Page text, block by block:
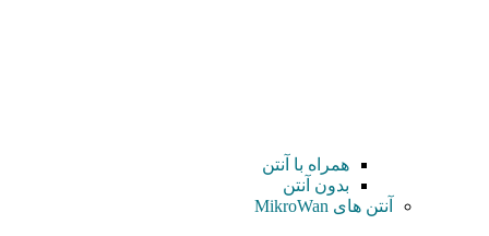
همراه با آنتن
بدون آنتن
آنتن های MikroWan